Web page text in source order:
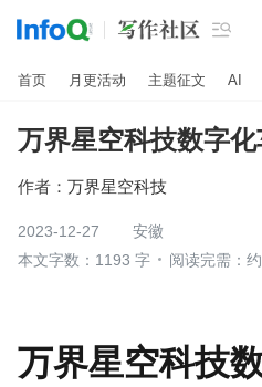

首页 月更活动 主题征文 AI
万界星空科技数字
作者： 万界星空科技
2023-12-27
安徽
本文字数：1193 字
阅读完需：
万界星空科技